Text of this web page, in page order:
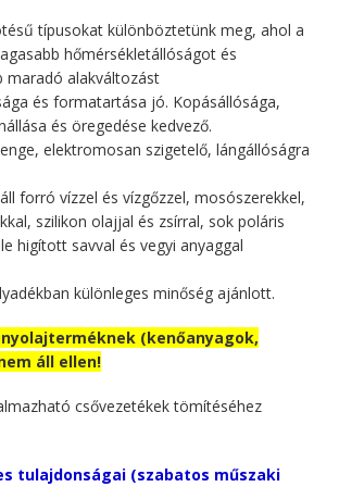
típusokat különböztetünk meg, ahol a
hőmérsékletállóságot és
maradó alakváltozást
és formatartása jó. Kopásállósága,
és öregedése kedvező.
elektromosan szigetelő, lángállóságra
forró vízzel és vízgőzzel, mosószerekkel,
szilikon olajjal és zsírral, sok poláris
higított savval és vegyi anyaggal
különleges minőség ajánlott.
(kenőanyagok,
áll ellen!
csővezetékek tömítéséhez
tulajdonságai (szabatos műszaki